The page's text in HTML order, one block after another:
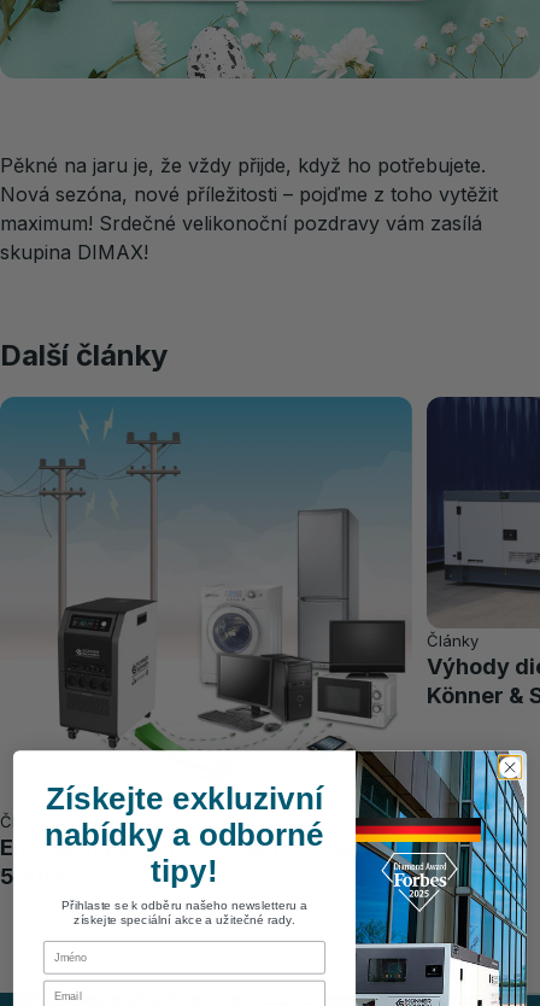
Pěkné na jaru je, že vždy přijde, když ho potřebujete.
Nová sezóna, nové příležitosti – pojďme z toho vytěžit
maximum! Srdečné velikonoční pozdravy vám zasílá
skupina DIMAX!
Další články
Články
Energetický ostrov s elektrárnou KS
5200PS
Články
Výhody
Könner &
Získejte exkluzivní
nabídky a odborné
tipy!
Přihlaste se k odběru našeho newsletteru a
získejte speciální akce a užitečné rady.
First Name
Email